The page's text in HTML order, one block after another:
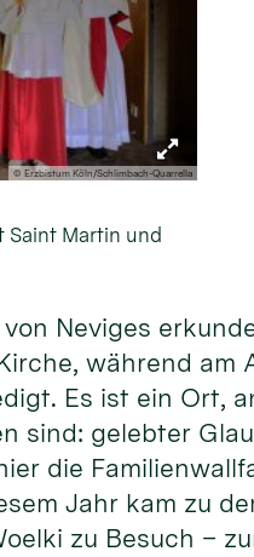
© Erzbistum Köln/Schlimbach-Quarrella
Saint Martin und
Neviges
während am
Es ist ein Ort,
sind: gelebter
die
Jahr kam zu
zu Besuch –